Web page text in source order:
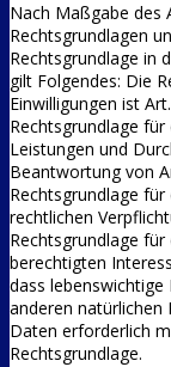
Nach Maßgabe des
Rechtsgrundlagen
Rechtsgrundlage in
gilt Folgendes: Die
Einwilligungen ist
Rechtsgrundlage
Leistungen und
Beantwortung von
Rechtsgrundlage
rechtlichen
Rechtsgrundlage
berechtigten
dass
anderen natürlichen
Daten erforderlich
Rechtsgrundlage.